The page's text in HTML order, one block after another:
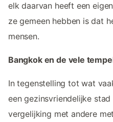
elk daarvan heeft een
ze gemeen hebben is dat
mensen.
Bangkok en de vele
In tegenstelling tot wat
een gezinsvriendelijke
vergelijking met andere